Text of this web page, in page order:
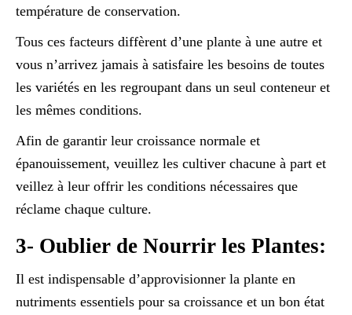
température de conservation.
Tous ces facteurs diffèrent d’une plante à une autre et
vous n’arrivez jamais à satisfaire les besoins de toutes
les variétés en les regroupant dans un seul conteneur et
les mêmes conditions.
Afin de garantir leur croissance normale et
épanouissement, veuillez les cultiver chacune à part et
veillez à leur offrir les conditions nécessaires que
réclame chaque culture.
3- Oublier de Nourrir les Plantes:
Il est indispensable d’approvisionner la plante en
nutriments essentiels pour sa croissance et un bon état